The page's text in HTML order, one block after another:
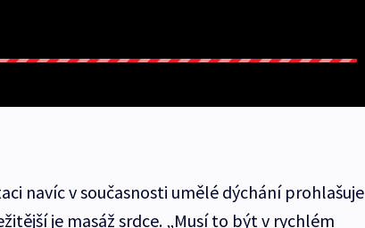
navíc v současnosti umělé dýchání prohlašuje
je masáž srdce. „Musí to být v rychlém